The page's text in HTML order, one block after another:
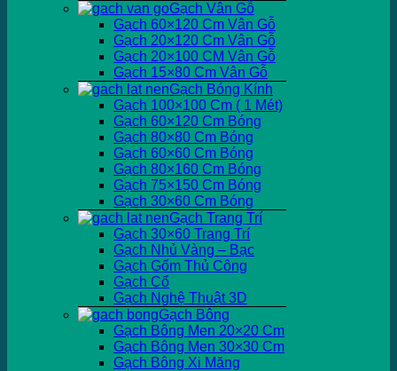
Gạch Vân Gỗ
Gạch 60×120 Cm Vân Gỗ
Gạch 20×120 Cm Vân Gỗ
Gạch 20×100 CM Vân Gỗ
Gạch 15×80 Cm Vân Gỗ
Gạch Bóng Kính
Gạch 100×100 Cm ( 1 Mét)
Gạch 60×120 Cm Bóng
Gạch 80×80 Cm Bóng
Gạch 60×60 Cm Bóng
Gạch 80×160 Cm Bóng
Gạch 75×150 Cm Bóng
Gạch 30×60 Cm Bóng
Gạch Trang Trí
Gạch 30×60 Trang Trí
Gạch Nhủ Vàng – Bạc
Gạch Gốm Thủ Công
Gạch Cổ
Gạch Nghệ Thuật 3D
Gạch Bông
Gạch Bông Men 20×20 Cm
Gạch Bông Men 30×30 Cm
Gạch Bông Xi Măng